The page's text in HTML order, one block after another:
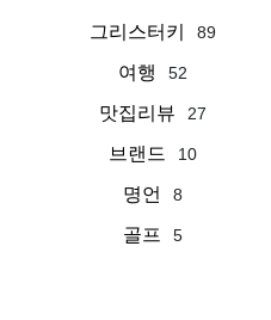
그리스터키 89
여행 52
맛집리뷰 27
브랜드 10
명언 8
골프 5